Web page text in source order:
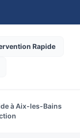
Rapide
à Aix-les-Bains